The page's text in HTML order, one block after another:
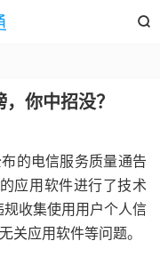

你中招没？
的电信服务质量通告
应用软件进行了技术
收集使用用户个人信
关应用软件等问题。